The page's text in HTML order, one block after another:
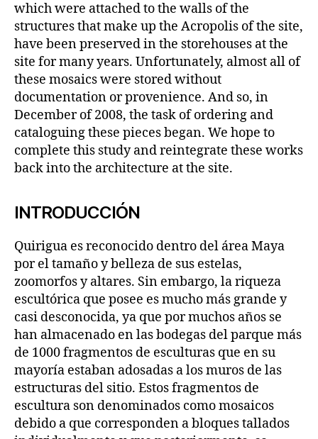
which were attached to the walls of the
structures that make up the Acropolis of the site,
have been preserved in the storehouses at the
site for many years. Unfortunately, almost all of
these mosaics were stored without
documentation or provenience. And so, in
December of 2008, the task of ordering and
cataloguing these pieces began. We hope to
complete this study and reintegrate these works
back into the architecture at the site.
INTRODUCCIÓN
Quirigua es reconocido dentro del área Maya
por el tamaño y belleza de sus estelas,
zoomorfos y altares. Sin embargo, la riqueza
escultórica que posee es mucho más grande y
casi desconocida, ya que por muchos años se
han almacenado en las bodegas del parque más
de 1000 fragmentos de esculturas que en su
mayoría estaban adosadas a los muros de las
estructuras del sitio. Estos fragmentos de
escultura son denominados como mosaicos
debido a que corresponden a bloques tallados